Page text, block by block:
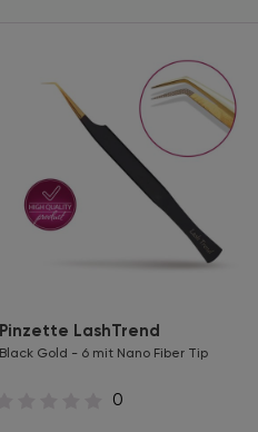
Pinzette LashTrend
Black Gold - 6 mit Nano Fiber Tip
0